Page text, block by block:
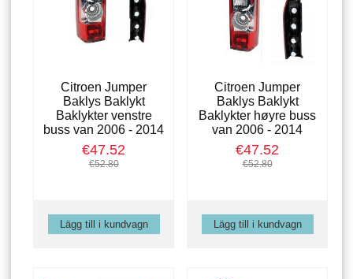
Citroen Jumper
Baklys Baklykt
Baklykter venstre
buss van 2006 - 2014
€47.52
€52.80
Citroen Jumper
Baklys Baklykt
Baklykter høyre buss
van 2006 - 2014
€47.52
€52.80